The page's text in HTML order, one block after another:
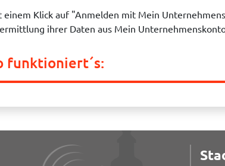
einem Klick auf "Anmelden mit Mein
ihrer Daten aus Mein
funktioniert´s: